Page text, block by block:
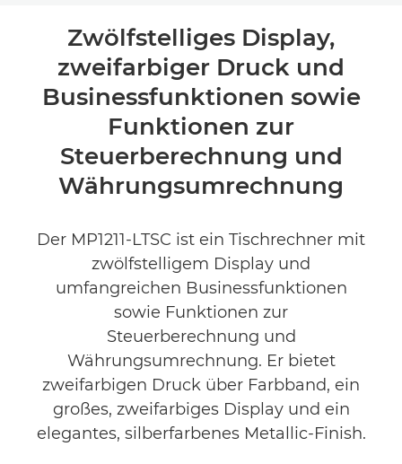
Übersicht
Technische Daten
Produktbewertungen
Zwölfstelliges Display,
zweifarbiger Druck und
Businessfunktionen sowie
Funktionen zur
Steuerberechnung und
Währungsumrechnung
Der MP1211-LTSC ist ein Tischrechner mit
zwölfstelligem Display und
umfangreichen Businessfunktionen
sowie Funktionen zur
Steuerberechnung und
Währungsumrechnung. Er bietet
zweifarbigen Druck über Farbband, ein
großes, zweifarbiges Display und ein
elegantes, silberfarbenes Metallic-Finish.